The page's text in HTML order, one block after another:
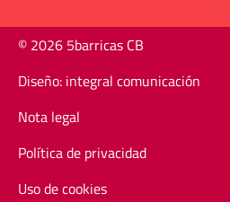
© 2026 5barricas CB
Diseño: integral comunicación
Nota legal
Política de privacidad
Uso de cookies